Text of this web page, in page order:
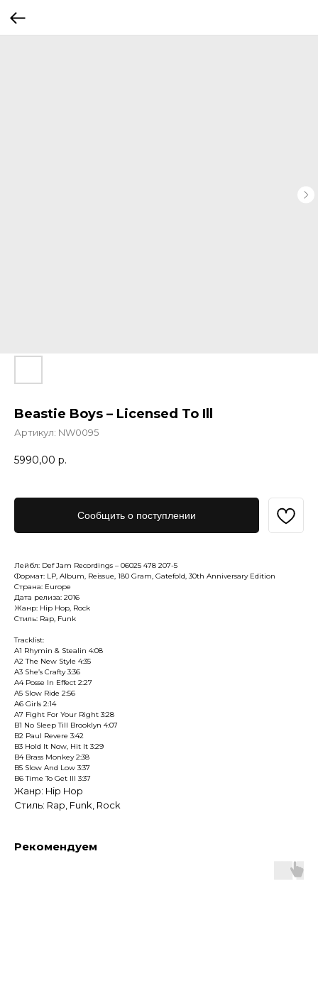
Beastie Boys – Licensed To Ill
Артикул: NW0095
5990,00 р.
Сообщить о поступлении
Лейбл: Def Jam Recordings ‎– 06025 478 207-5
Формат: LP, Album, Reissue, 180 Gram, Gatefold, 30th Anniversary Edition
Страна: Europe
Дата релиза: 2016
Жанр: Hip Hop, Rock
Стиль: Rap, Funk
Tracklist:
A1 Rhymin & Stealin 4:08
A2 The New Style 4:35
A3 She’s Crafty 3:36
A4 Posse In Effect 2:27
A5 Slow Ride 2:56
A6 Girls 2:14
A7 Fight For Your Right 3:28
B1 No Sleep Till Brooklyn 4:07
B2 Paul Revere 3:42
B3 Hold It Now, Hit It 3:29
B4 Brass Monkey 2:38
B5 Slow And Low 3:37
B6 Time To Get Ill 3:37
Жанр: Hip Hop
Стиль: Rap, Funk, Rock
Рекомендуем